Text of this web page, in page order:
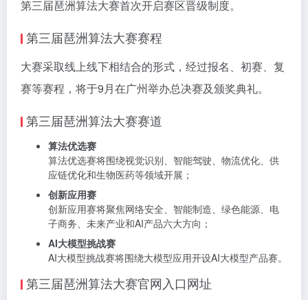
第三届琶洲算法大赛首次开启赛区晋级制度。
第三届琶洲算法大赛赛程
大赛采取线上线下相结合的形式，经过报名、初赛、复
赛等赛程，将于9月在广州举办总决赛及颁奖典礼。
第三届琶洲算法大赛赛道
算法优选赛
算法优选赛将围绕视觉识别、智能驾驶、物流优化、供
应链优化和生物医药等领域开展；
创新应用赛
创新应用赛将聚焦网络安全、智能制造、绿色能源、电
子商务、未来产业和AI产品六大方向；
AI大模型挑战赛
AI大模型挑战赛将围绕大模型应用开设AI大模型产品赛。
第三届琶洲算法大赛官网入口网址